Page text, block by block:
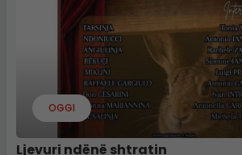
OGGI
Ljevuri ndënë shtratin